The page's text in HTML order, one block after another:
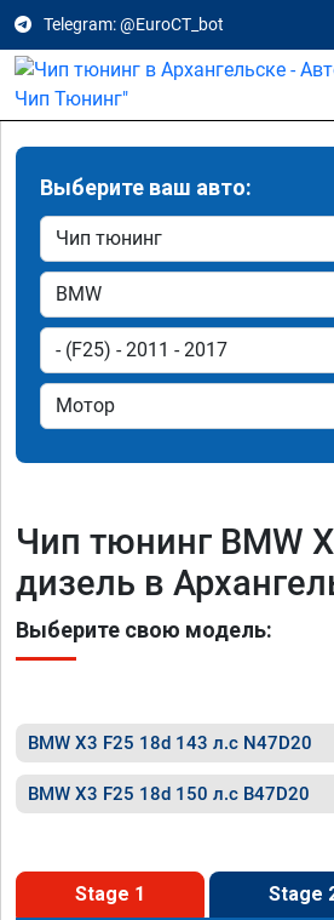
Telegram: @EuroCT_bot
Выберите ваш авто:
Чип тюнинг BMW
дизель в
Выберите свою модель:
BMW X3 F25 18d 143 л.с N47D20
BMW X3 F25 18d 150 л.с B47D20
Stage 1 Stage